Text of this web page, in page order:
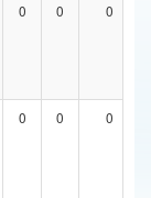
0 0 0
0 0 0